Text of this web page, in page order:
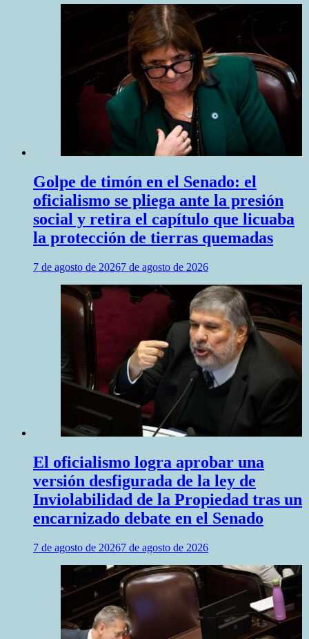
Golpe de timón en el Senado: el
oficialismo se pliega ante la presión
social y retira el capítulo que licuaba
la protección de tierras quemadas
7 de agosto de 20267 de agosto de 2026
El oficialismo logra aprobar una
versión desfigurada de la ley de
Inviolabilidad de la Propiedad tras un
encarnizado debate en el Senado
7 de agosto de 20267 de agosto de 2026